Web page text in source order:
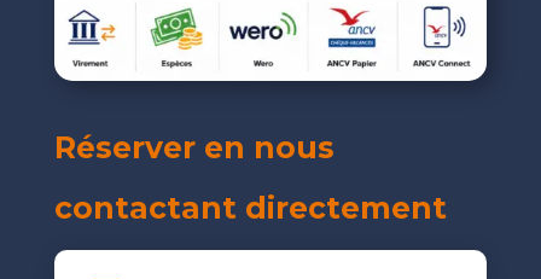
Réserver en nous
contactant directement